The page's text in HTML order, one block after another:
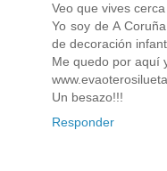
Veo que vives
Yo soy de A
de decoración
Me quedo por aquí
Un besazo!!!
Responder